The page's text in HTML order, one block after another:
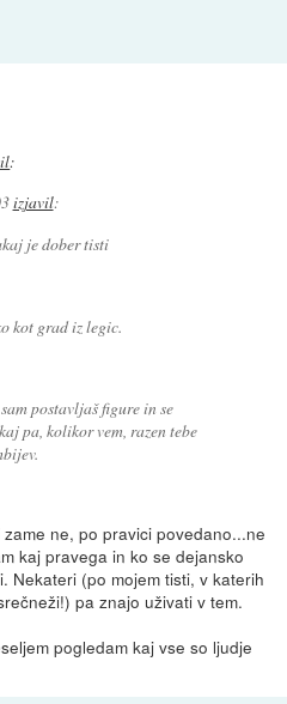
:
izjavil:
je dober tisti
kot grad iz legic.
postavljaš figure in se
pa, kolikor vem, razen tebe
ne, po pravici povedano...ne
kaj pravega in ko se dejansko
Nekateri (po mojem tisti, v katerih
pa znajo uživati v tem.
pogledam kaj vse so ljudje